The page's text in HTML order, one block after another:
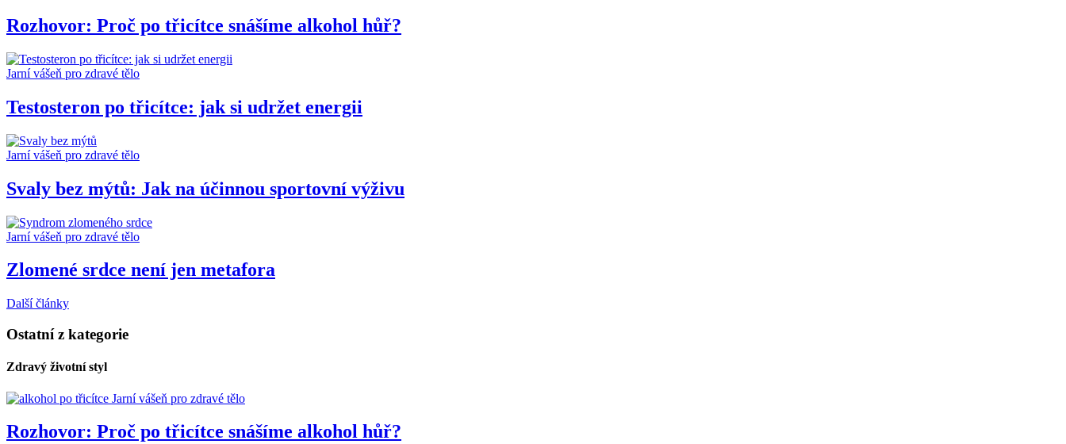
Rozhovor: Proč po třicítce snášíme alkohol hůř?
Jarní vášeň pro zdravé tělo
Testosteron po třicítce: jak si udržet energii
Jarní vášeň pro zdravé tělo
Svaly bez mýtů: Jak na účinnou sportovní výživu
Jarní vášeň pro zdravé tělo
Zlomené srdce není jen metafora
Další články
Ostatní z kategorie
Zdravý životní styl
Jarní vášeň pro zdravé tělo
Rozhovor: Proč po třicítce snášíme alkohol hůř?